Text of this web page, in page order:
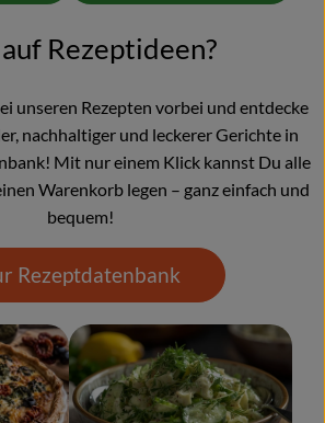
Rezeptideen?
unseren Rezepten vorbei und entdecke
nachhaltiger und leckerer Gerichte in
Mit nur einem Klick kannst Du alle
Warenkorb legen – ganz einfach und
bequem!
Rezeptdatenbank